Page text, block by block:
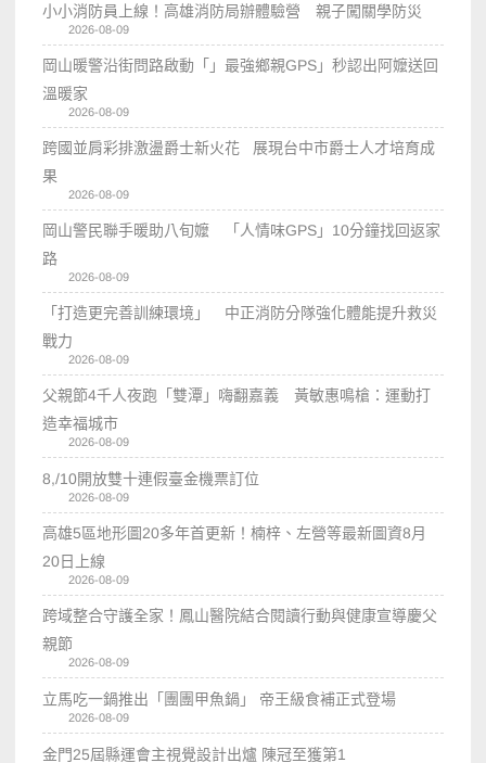
小小消防員上線！高雄消防局辦體驗營 親子闖關學防災
2026-08-09
岡山暖警沿街問路啟動「」最強鄉親GPS」秒認出阿嬤送回
溫暖家
2026-08-09
跨國並肩彩排激盪爵士新火花 展現台中市爵士人才培育成
果
2026-08-09
岡山警民聯手暖助八旬嬤 「人情味GPS」10分鐘找回返家
路
2026-08-09
「打造更完善訓練環境」 中正消防分隊強化體能提升救災
戰力
2026-08-09
父親節4千人夜跑「雙潭」嗨翻嘉義 黃敏惠鳴槍：運動打
造幸福城市
2026-08-09
8,/10開放雙十連假臺金機票訂位
2026-08-09
高雄5區地形圖20多年首更新！楠梓、左營等最新圖資8月
20日上線
2026-08-09
跨域整合守護全家！鳳山醫院結合閱讀行動與健康宣導慶父
親節
2026-08-09
立馬吃一鍋推出「團團甲魚鍋」 帝王級食補正式登場
2026-08-09
金門25屆縣運會主視覺設計出爐 陳冠至獲第1